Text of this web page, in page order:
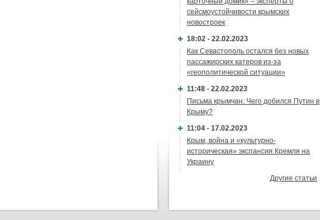
сейсмоустойчивости крымских
новостроек
18:02 - 22.02.2023
Как Севастополь остался без новых
пассажирских катеров из-за
«геополитической ситуации»
11:48 - 22.02.2023
Письма крымчан: Чего добился Путин в
Крыму?
11:04 - 17.02.2023
Крым, война и «культурно-
историческая» экспансия Кремля на
Украину
Другие статьи